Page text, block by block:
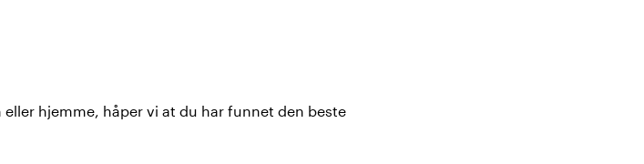
hjemme, håper vi at du har funnet den beste